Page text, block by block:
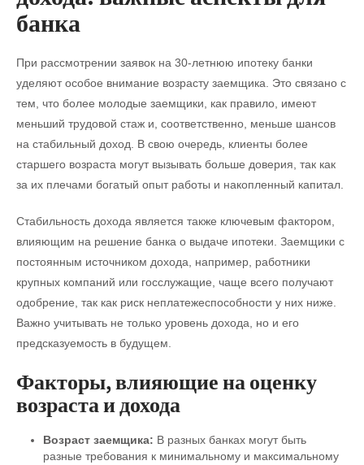
банка
При рассмотрении заявок на 30-летнюю ипотеку банки
уделяют особое внимание возрасту заемщика. Это связано с
тем, что более молодые заемщики, как правило, имеют
меньший трудовой стаж и, соответственно, меньше шансов
на стабильный доход. В свою очередь, клиенты более
старшего возраста могут вызывать больше доверия, так как
за их плечами богатый опыт работы и накопленный капитал.
Стабильность дохода является также ключевым фактором,
влияющим на решение банка о выдаче ипотеки. Заемщики с
постоянным источником дохода, например, работники
крупных компаний или госслужащие, чаще всего получают
одобрение, так как риск неплатежеспособности у них ниже.
Важно учитывать не только уровень дохода, но и его
предсказуемость в будущем.
Факторы, влияющие на оценку
возраста и дохода
Возраст заемщика: В разных банках могут быть
разные требования к минимальному и максимальному